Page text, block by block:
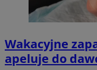
Wakacyjne
apeluje do